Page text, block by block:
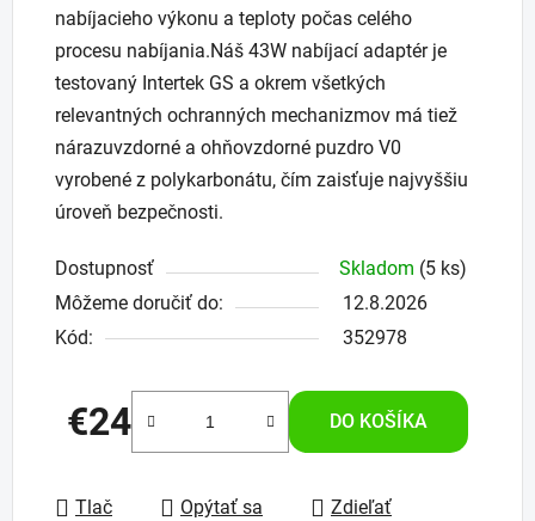
nabíjacieho výkonu a teploty počas celého
procesu nabíjania.Náš 43W nabíjací adaptér je
testovaný Intertek GS a okrem všetkých
relevantných ochranných mechanizmov má tiež
nárazuvzdorné a ohňovzdorné puzdro V0
vyrobené z polykarbonátu, čím zaisťuje najvyššiu
úroveň bezpečnosti.
Dostupnosť Skladom (5 ks)
Môžeme doručiť do:
12.8.2026
Kód:
352978
€24
Jednotková cena:
DO KOŠÍKA
Tlač Opýtať sa Zdieľať